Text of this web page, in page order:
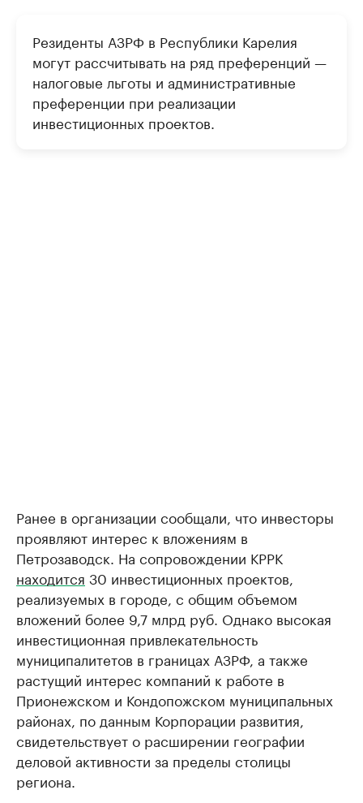
Резиденты АЗРФ в Республики Карелия
могут рассчитывать на ряд преференций —
налоговые льготы и административные
преференции при реализации
инвестиционных проектов.
Ранее в организации сообщали, что инвесторы
проявляют интерес к вложениям в
Петрозаводск. На сопровождении КРРК
находится 30 инвестиционных проектов,
реализуемых в городе, с общим объемом
вложений более 9,7 млрд руб. Однако высокая
инвестиционная привлекательность
муниципалитетов в границах АЗРФ, а также
растущий интерес компаний к работе в
Прионежском и Кондопожском муниципальных
районах, по данным Корпорации развития,
свидетельствует о расширении географии
деловой активности за пределы столицы
региона.